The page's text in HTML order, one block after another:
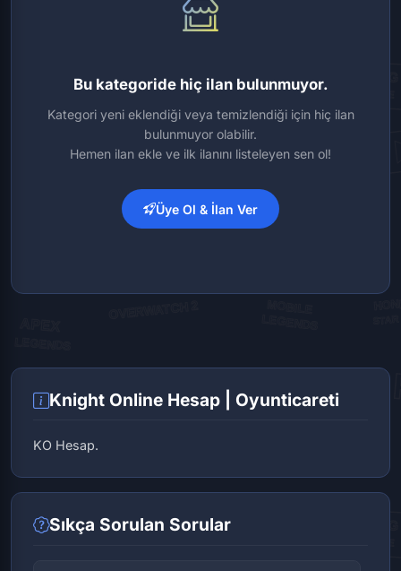
Bu kategoride hiç ilan bulunmuyor.
Kategori yeni eklendiği veya temizlendiği için hiç ilan
bulunmuyor olabilir.
Hemen ilan ekle ve ilk ilanını listeleyen sen ol!
Üye Ol & İlan Ver
Knight Online Hesap | Oyunticareti
KO Hesap.
Sıkça Sorulan Sorular